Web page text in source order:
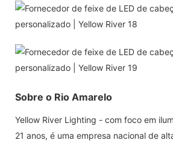
Sobre o Rio Amarelo
Yellow River Lighting - com foco em
21 anos, é uma empresa nacional de